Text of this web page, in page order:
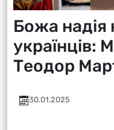
Божа надія
українців:
Теодор
30.01.2025